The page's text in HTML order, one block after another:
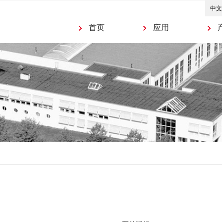
首页 应用